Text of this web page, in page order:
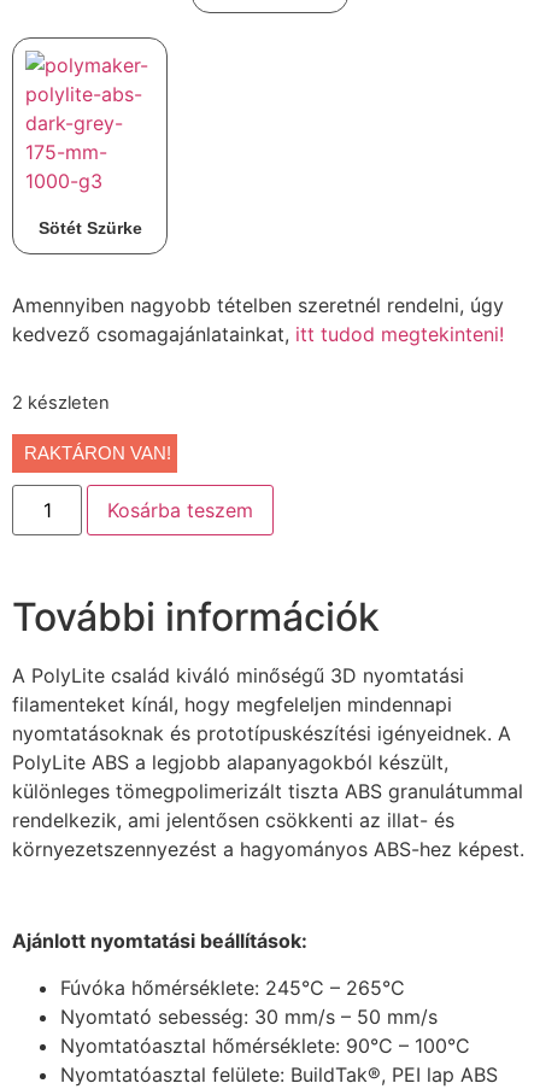
Sötét Szürke
Amennyiben nagyobb tételben szeretnél rendelni, úgy
kedvező csomagajánlatainkat, itt tudod megtekinteni!
2 készleten
RAKTÁRON VAN!
Kosárba teszem
További információk
A PolyLite család kiváló minőségű 3D nyomtatási
filamenteket kínál, hogy megfeleljen mindennapi
nyomtatásoknak és prototípuskészítési igényeidnek. A
PolyLite ABS a legjobb alapanyagokból készült,
különleges tömegpolimerizált tiszta ABS granulátummal
rendelkezik, ami jelentősen csökkenti az illat- és
környezetszennyezést a hagyományos ABS-hez képest.
Ajánlott nyomtatási beállítások:
Fúvóka hőmérséklete: 245°C – 265°C
Nyomtató sebesség: 30 mm/s – 50 mm/s
Nyomtatóasztal hőmérséklete: 90°C – 100°C
Nyomtatóasztal felülete: BuildTak®, PEI lap ABS